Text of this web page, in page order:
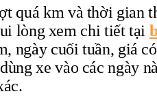
quá km và thời gian
lòng xem chi tiết tại
ngày cuối tuần, giá
xe vào các ngày